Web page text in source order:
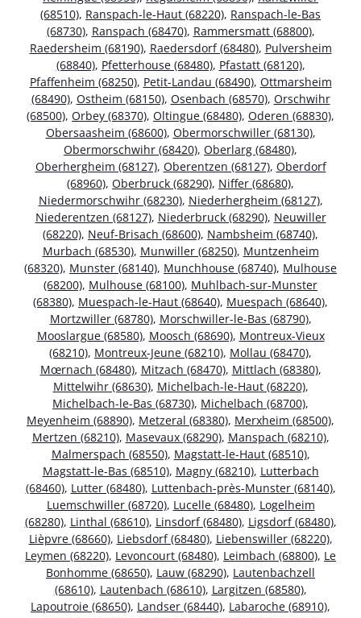
(68510), Ranspach-le-Haut (68220), Ranspach-le-Bas
(68730), Ranspach (68470), Rammersmatt (68800),
Raedersheim (68190), Raedersdorf (68480), Pulversheim
(68840), Pfetterhouse (68480), Pfastatt (68120),
Pfaffenheim (68250), Petit-Landau (68490), Ottmarsheim
(68490), Ostheim (68150), Osenbach (68570), Orschwihr
(68500), Orbey (68370), Oltingue (68480), Oderen (68830),
Obersaasheim (68600), Obermorschwiller (68130),
Obermorschwihr (68420), Oberlarg (68480),
Oberhergheim (68127), Oberentzen (68127), Oberdorf
(68960), Oberbruck (68290), Niffer (68680),
Niedermorschwihr (68230), Niederhergheim (68127),
Niederentzen (68127), Niederbruck (68290), Neuwiller
(68220), Neuf-Brisach (68600), Nambsheim (68740),
Murbach (68530), Munwiller (68250), Muntzenheim
(68320), Munster (68140), Munchhouse (68740), Mulhouse
(68200), Mulhouse (68100), Muhlbach-sur-Munster
(68380), Muespach-le-Haut (68640), Muespach (68640),
Mortzwiller (68780), Morschwiller-le-Bas (68790),
Mooslargue (68580), Moosch (68690), Montreux-Vieux
(68210), Montreux-Jeune (68210), Mollau (68470),
Mœrnach (68480), Mitzach (68470), Mittlach (68380),
Mittelwihr (68630), Michelbach-le-Haut (68220),
Michelbach-le-Bas (68730), Michelbach (68700),
Meyenheim (68890), Metzeral (68380), Merxheim (68500),
Mertzen (68210), Masevaux (68290), Manspach (68210),
Malmerspach (68550), Magstatt-le-Haut (68510),
Magstatt-le-Bas (68510), Magny (68210), Lutterbach
(68460), Lutter (68480), Luttenbach-près-Munster (68140),
Luemschwiller (68720), Lucelle (68480), Logelheim
(68280), Linthal (68610), Linsdorf (68480), Ligsdorf (68480),
Lièpvre (68660), Liebsdorf (68480), Liebenswiller (68220),
Leymen (68220), Levoncourt (68480), Leimbach (68800), Le
Bonhomme (68650), Lauw (68290), Lautenbachzell
(68610), Lautenbach (68610), Largitzen (68580),
Lapoutroie (68650), Landser (68440), Labaroche (68910),